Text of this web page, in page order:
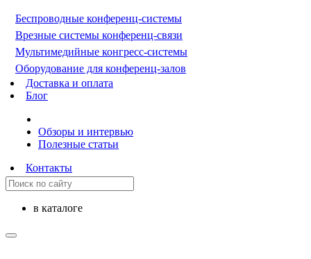
Беспроводные конференц-системы
Врезные системы конференц-связи
Мультимедийные конгресс-системы
Оборудование для конференц-залов
Доставка и оплата
Блог
Обзоры и интервью
Полезные статьи
Контакты
в каталоге